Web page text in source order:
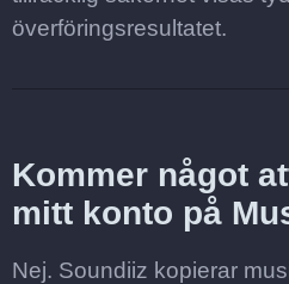
överföringsresultatet.
Kommer något
mitt konto på
Nej. Soundiiz kopierar